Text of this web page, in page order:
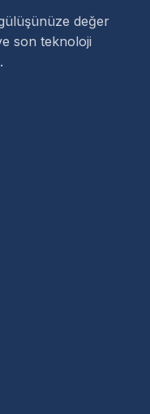
değer
son teknoloji